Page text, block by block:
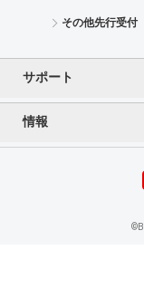
その他先行受付
サポート
情報
特定商取引法に基